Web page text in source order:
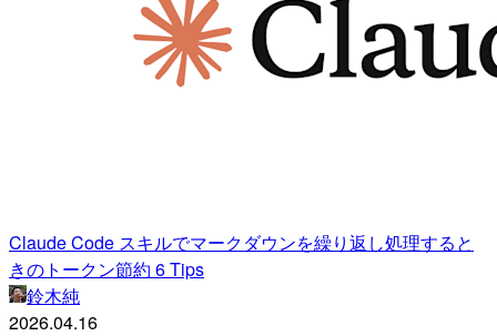
Claude Code スキルでマークダウンを繰り返し処理すると
きのトークン節約 6 Tips
鈴木純
2026.04.16